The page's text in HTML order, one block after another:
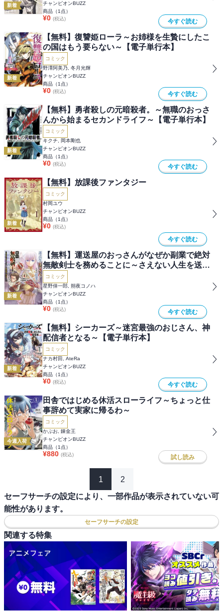
新着
チャンピオンBUZZ
商品（1 点）
¥0 (税込) 今すぐ読む
新着
【無料】復讐姫ローラ～お姉様を生贄にしたこ
の国はもう要らない～【電子単行本】
コミック
野澤阿美乃, 冬月光輝
チャンピオンBUZZ
商品（1 点）
¥0 (税込) 今すぐ読む
新着
【無料】勇者殺しの元暗殺者。～無職のおっさ
んから始まるセカンドライフ～【電子単行本】
コミック
キクチ, 岡本剛也
チャンピオンBUZZ
商品（1 点）
¥0 (税込) 今すぐ読む
新着
【無料】放課後ファンタジー
コミック
村岡ユウ
チャンピオンBUZZ
商品（1 点）
¥0 (税込)
今すぐ読む
新着
【無料】運送屋のおっさんがなぜか副業で絶対
無敵剣士を務めることに～さえない人生を送っ
てた俺が魔王討伐の切り札に？～
コミック
星野倖一郎, 朔夜コノハ
チャンピオンBUZZ
商品（1 点）
¥0 (税込) 今すぐ読む
新着
【無料】シーカーズ～迷宮最強のおじさん、神
配信者となる～【電子単行本】
コミック
ナカ村田, AteRa
チャンピオンBUZZ
商品（1 点）
¥0 (税込) 今すぐ読む
今週入荷
田舎ではじめる休活スローライフ～ちょっと仕
事辞めて実家に帰るわ～
コミック
かぶお, 錬金王
チャンピオンBUZZ
商品（1 点）
¥880 (税込) 試し読み
1 2
セーフサーチの設定により、一部作品が表示されていない可
能性があります。
セーフサーチの設定
関連する特集